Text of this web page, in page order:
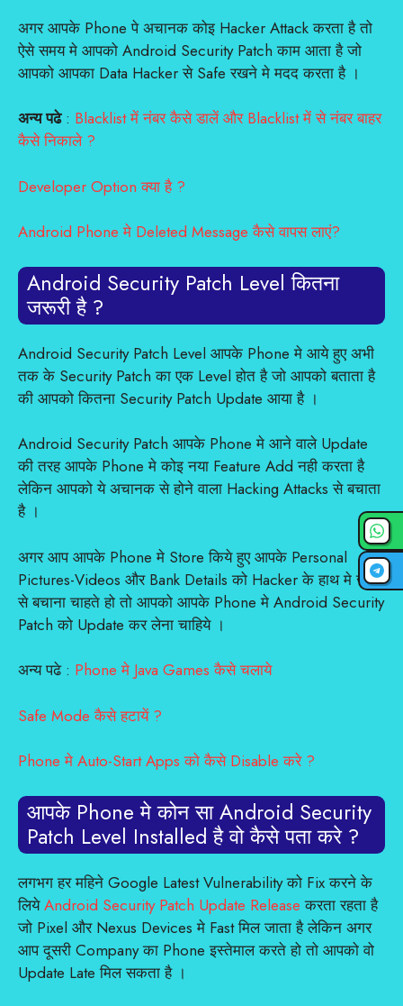
अगर आपके Phone पे अचानक कोइ Hacker Attack करता है तो
ऐसे समय मे आपको Android Security Patch काम आता है जो
आपको आपका Data Hacker से Safe रखने मे मदद करता है ।
अन्य पढे: Blacklist में नंबर कैसे डालें और Blacklist में से नंबर बाहर
कैसे निकाले ?
Developer Option क्या है ?
Android Phone मे Deleted Message कैसे वापस लाएं?
Android Security Patch Level कितना
जरूरी है ?
Android Security Patch Level आपके Phone मे आये हुए अभी
तक के Security Patch का एक Level होत है जो आपको बताता है
की आपको कितना Security Patch Update आया है ।
Android Security Patch आपके Phone मे आने वाले Update
की तरह आपके Phone मे कोइ नया Feature Add नही करता है
लेकिन आपको ये अचानक से होने वाला Hacking Attacks से बचाता
है ।
अगर आप आपके Phone मे Store किये हुए आपके Personal
Pictures-Videos और Bank Details को Hacker के हाथ मे जाने
से बचाना चाहते हो तो आपको आपके Phone मे Android Security
Patch को Update कर लेना चाहिये ।
अन्य पढे : Phone मे Java Games कैसे चलाये
Safe Mode कैसे हटायें ?
Phone मे Auto-Start Apps को कैसे Disable करे ?
आपके Phone मे कोन सा Android Security
Patch Level Installed है वो कैसे पता करे ?
लगभग हर महिने Google Latest Vulnerability को Fix करने के
लियेAndroid Security Patch Update Release करता रहता है
जो Pixel और Nexus Devices मे Fast मिल जाता है लेकिन अगर
आप दूसरी Company का Phone इस्तेमाल करते हो तो आपको वो
Update Late मिल सकता है ।